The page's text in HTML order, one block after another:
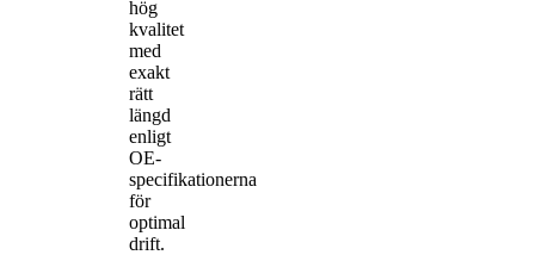
hög
kvalitet
med
exakt
rätt
längd
enligt
OE-
specifikationerna
för
optimal
drift.